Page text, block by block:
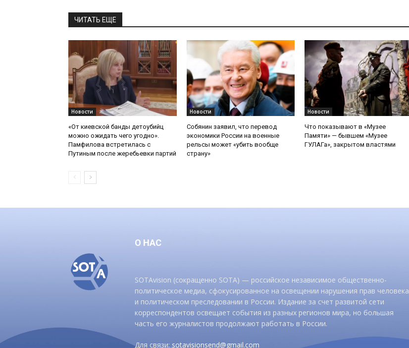
ЧИТАТЬ ЕЩЕ
Новости
«От киевской банды детоубийц
можно ожидать чего угодно».
Памфилова встретилась с
Путиным после жеребьевки партий
Новости
Собянин заявил, что перевод
экономики России на военные
рельсы может «убить вообще
страну»
Новости
Что показывают в «Музее
Памяти» — бывшем «Музее
ГУЛАГа», закрытом властями
О НАС
SOTAvision (сокращенно SOTA) — российское независимое общественно-
политическое медиа, сфокусированное на освещении нарушения прав человека
и политическом преследовании в России. Издание за счет развитой сети
корреспондентов освещает события из разных регионов мира, но большая
часть его журналистов продолжают работать в России.
Для связи:sotavisionsend@gmail.com